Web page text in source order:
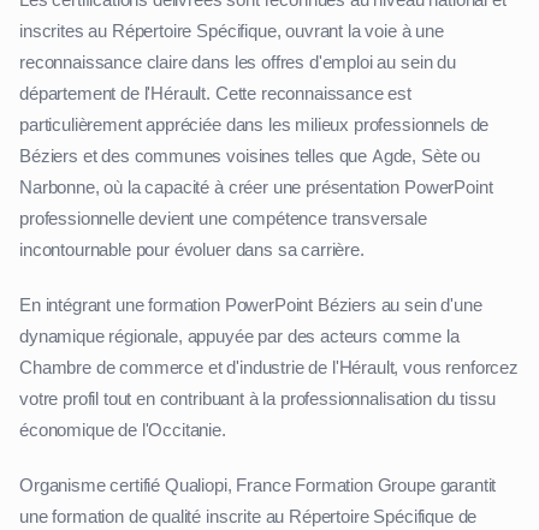
inscrites au Répertoire Spécifique, ouvrant la voie à une
reconnaissance claire dans les offres d'emploi au sein du
département de l'Hérault. Cette reconnaissance est
particulièrement appréciée dans les milieux professionnels de
Béziers et des communes voisines telles que Agde, Sète ou
Narbonne, où la capacité à créer une présentation PowerPoint
professionnelle devient une compétence transversale
incontournable pour évoluer dans sa carrière.
En intégrant une formation PowerPoint Béziers au sein d'une
dynamique régionale, appuyée par des acteurs comme la
Chambre de commerce et d'industrie de l'Hérault, vous renforcez
votre profil tout en contribuant à la professionnalisation du tissu
économique de l'Occitanie.
Organisme certifié Qualiopi, France Formation Groupe garantit
une formation de qualité inscrite au Répertoire Spécifique de